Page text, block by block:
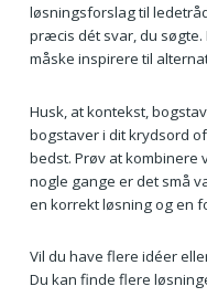
løsningsforslag til
præcis dét svar, du
måske inspirere til
Husk, at kontekst,
bogstaver i dit krydsord
bedst. Prøv at kombinere
nogle gange er det små
en korrekt løsning og en
Vil du have flere idéer
Du kan finde flere